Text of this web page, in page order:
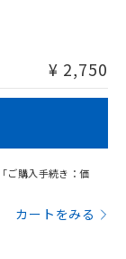
す。
¥ 2,750
ご購入手続き：価
カートをみる